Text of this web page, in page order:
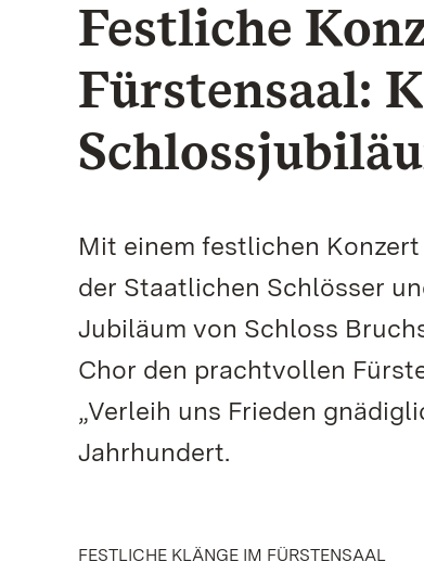
Festliche
Fürstensaal:
Mit einem festlichen
der Staatlichen Schlösser
Jubiläum von Schloss
Chor den prachtvollen
„Verleih uns Frieden
Jahrhundert.
FESTLICHE KLÄNGE IM FÜRSTENSAAL